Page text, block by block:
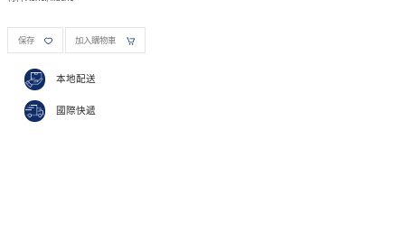
保存 加入購物車
本地配送
國際快遞